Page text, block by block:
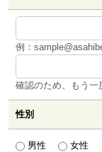
例：
確認のため、もう一
性別
男性 女性